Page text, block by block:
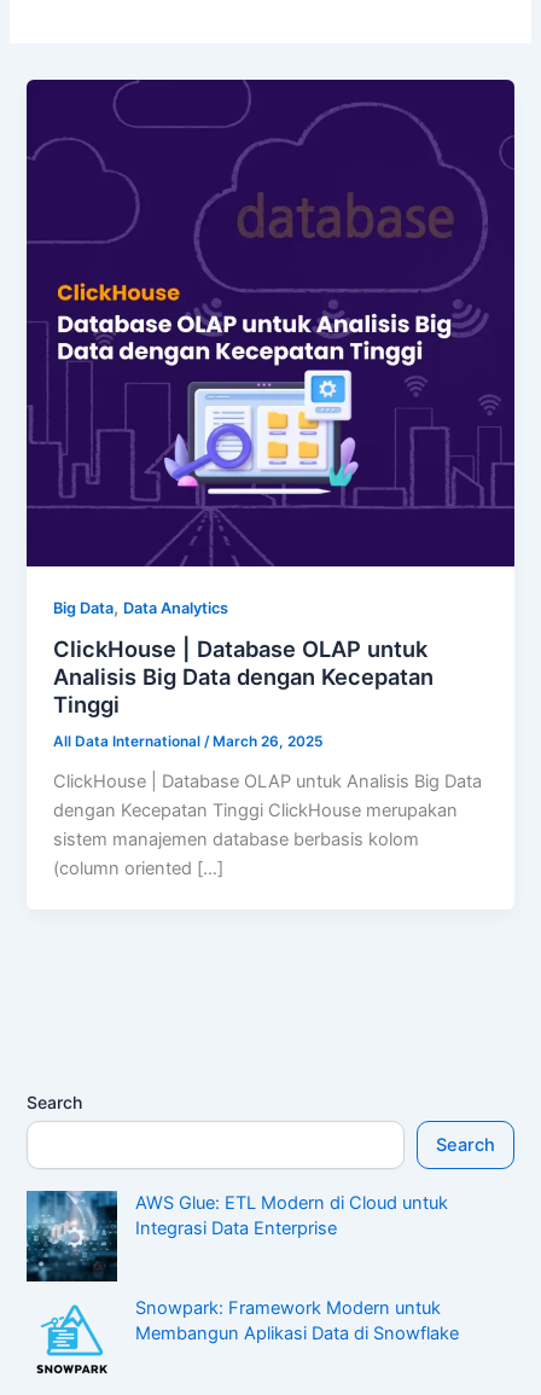
Big Data, Data Analytics
ClickHouse | Database OLAP untuk
Analisis Big Data dengan Kecepatan
Tinggi
All Data International/ March 26, 2025
ClickHouse | Database OLAP untuk Analisis Big Data
dengan Kecepatan Tinggi ClickHouse merupakan
sistem manajemen database berbasis kolom
(column oriented […]
Search
Search
AWS Glue: ETL Modern di Cloud untuk
Integrasi Data Enterprise
Snowpark: Framework Modern untuk
Membangun Aplikasi Data di Snowflake